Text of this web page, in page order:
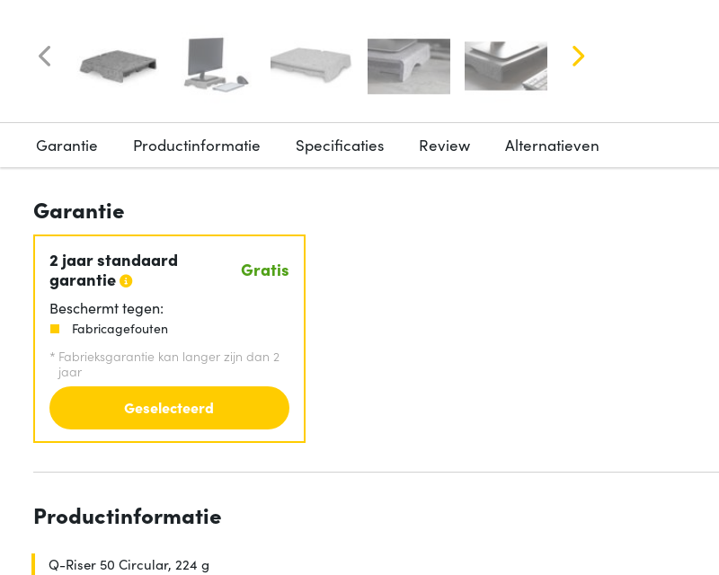
Garantie Productinformatie Specificaties Review Alternatieven
Garantie
2 jaar standaard
garantie
Gratis
Beschermt tegen:
Fabricagefouten
* Fabrieksgarantie kan langer zijn dan 2
jaar
Geselecteerd
Productinformatie
Q-Riser 50 Circular, 224 g